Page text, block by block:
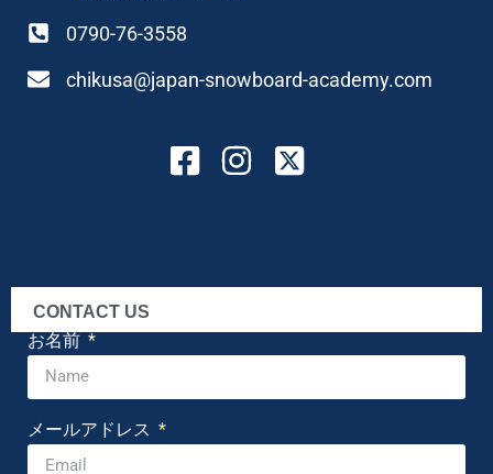
0790-76-3558
chikusa@japan-snowboard-academy.com
CONTACT US
お名前
メールアドレス